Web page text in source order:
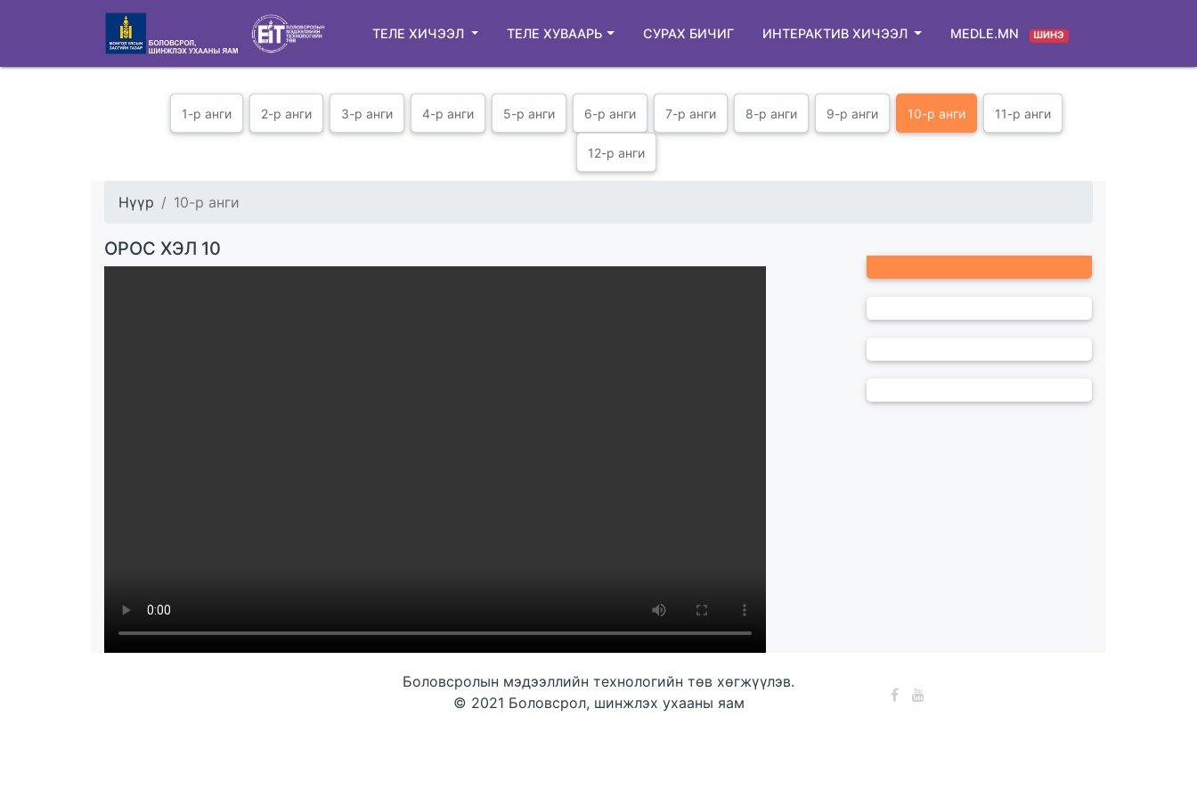
ТЕЛЕ ХИЧЭЭЛ ТЕЛЕ ХУВААРЬ СУРАХ БИЧИГ ИНТЕРАКТИВ ХИЧЭЭЛ MEDLE.MN ШИНЭ
1-р анги 2-р анги 3-р анги 4-р анги 5-р анги 6-р анги 7-р анги 8-р анги 9-р анги 10-р анги 11-р анги
12-р анги
Нүүр 10-р анги
ОРОС ХЭЛ 10
Боловсролын мэдээллийн технологийн төв хөгжүүлэв.
© 2021 Боловсрол, шинжлэх ухааны яам